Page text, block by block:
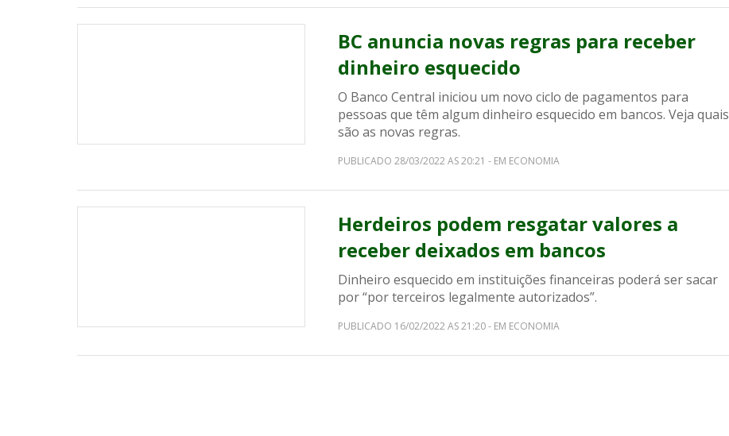
BC anuncia novas regras para receber
dinheiro esquecido
O Banco Central iniciou um novo ciclo de pagamentos para
pessoas que têm algum dinheiro esquecido em bancos. Veja quais
são as novas regras.
PUBLICADO 28/03/2022 AS 20:21 - EM ECONOMIA
Herdeiros podem resgatar valores a
receber deixados em bancos
Dinheiro esquecido em instituições financeiras poderá ser sacar
por “por terceiros legalmente autorizados”.
PUBLICADO 16/02/2022 AS 21:20 - EM ECONOMIA